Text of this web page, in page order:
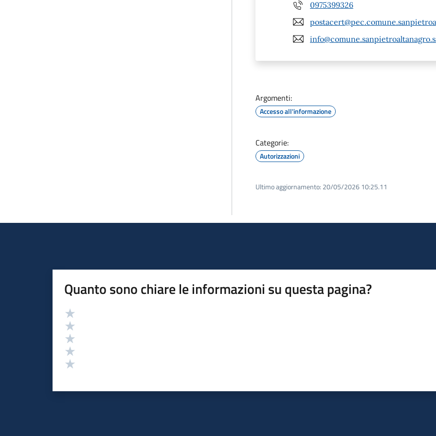
0975399326
Argomenti:
Accesso all'informazione
Categorie:
Autorizzazioni
Ultimo aggiornamento: 20/05/2026 10:25.11
Quanto sono chiare le informazioni su questa pagina?
Valutazione